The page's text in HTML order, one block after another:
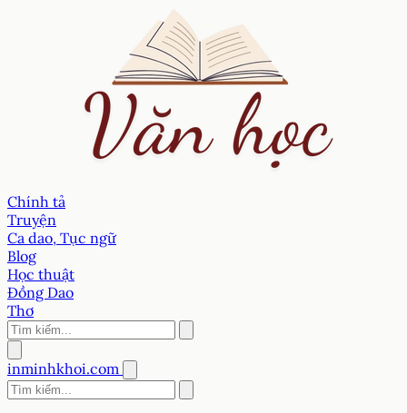
Chính tả
Truyện
Ca dao, Tục ngữ
Blog
Học thuật
Đồng Dao
Thơ
inminhkhoi.com